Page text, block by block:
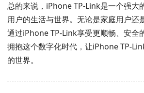
总的来说，iPhone TP-Link是一个强大
用户的生活与世界。无论是家庭用户还
通过iPhone TP-Link享受更顺畅、安全
拥抱这个数字化时代，让iPhone TP-
的世界。